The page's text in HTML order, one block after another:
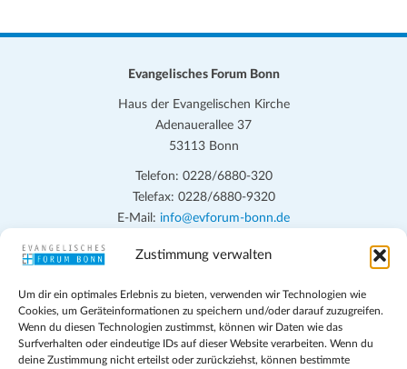
Zustimmung verwalten
Um dir ein optimales Erlebnis zu bieten, verwenden wir Technologien wie
Cookies, um Geräteinformationen zu speichern und/oder darauf zuzugreifen.
Wenn du diesen Technologien zustimmst, können wir Daten wie das
Surfverhalten oder eindeutige IDs auf dieser Website verarbeiten. Wenn du
deine Zustimmung nicht erteilst oder zurückziehst, können bestimmte
Evangelisches Forum Bonn
Haus der Evangelischen Kirche
Adenauerallee 37
53113 Bonn
Telefon: 0228/6880-320
Telefax: 0228/6880-9320
E-Mail: info@evforum-bonn.de
Das Evangelische Forum Bonn will in seinen zentralen
persönlichen, beruflichen, kirchlichen und öffentlichen Lebens
eingehen, zu offener Begegnung und ehrlicher Auseinandersetzung
anregen und mithelfen, aus der Verheißung des Evangeliums heraus
im individuellen und gesellschaftlichen Leben verantwortlich zu